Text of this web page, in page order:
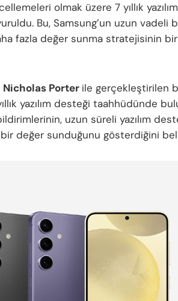
olmak üzere 7 yıllık
Bu, Samsung’un uzun vadeli
fazla değer sunma stratejisinin bir
Nicholas Porter ile gerçekleştirilen
yazılım desteği taahhüdünde
uzun süreli yazılım
bir değer sunduğunu gösterdiğini